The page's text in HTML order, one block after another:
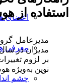
اعضای
معرفی
چشم
استفاده از
مدیرعامل
مدیران در
بر لزوم
نوین به‌ویژه